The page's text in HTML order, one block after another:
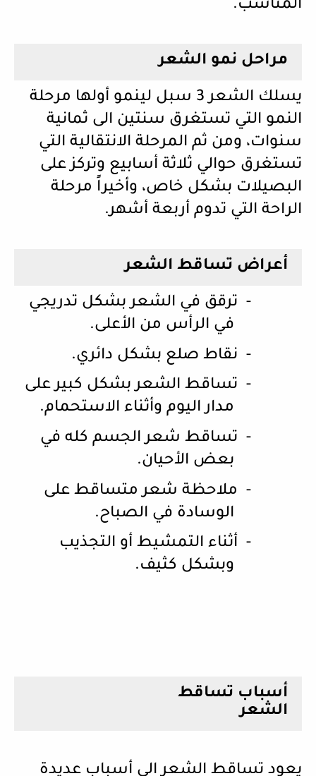
المناسب.
مراحل نمو الشعر
يسلك الشعر 3 سبل لينمو أولها مرحلة
النمو التي تستغرق سنتين الى ثمانية
سنوات، ومن ثم المرحلة الانتقالية التي
تستغرق حوالي ثلاثة أسابيع وتركز على
البصيلات بشكل خاص، وأخيراً مرحلة
الراحة التي تدوم أربعة أشهر.
أعراض تساقط الشعر
- ترقق في الشعر بشكل تدريجي
في الرأس من الأعلى.
- نقاط صلع بشكل دائري.
- تساقط الشعر بشكل كبير على
مدار اليوم وأثناء الاستحمام.
- تساقط شعر الجسم كله في
بعض الأحيان.
- ملاحظة شعر متساقط على
الوسادة في الصباح.
- أثناء التمشيط أو التجذيب
وبشكل كثيف.
أسباب تساقط
الشعر
يعود تساقط الشعر الى أسباب عديدة